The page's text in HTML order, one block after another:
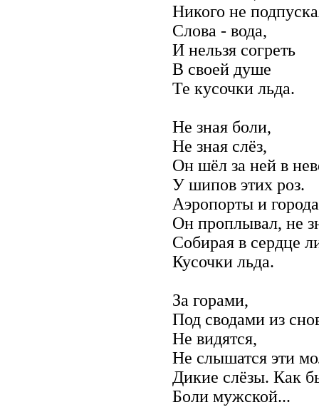
Никого не
Слова - вода,
И нельзя согреть
В своей душе
Те кусочки льда.
Не зная боли,
Не зная слёз,
Он шёл за ней в
У шипов этих роз.
Аэропорты и города
Он проплывал, не
Собирая в сердце
Кусочки льда.
За горами,
Под сводами из
Не видятся,
Не слышатся эти
Дикие слёзы. Как
Боли мужской...